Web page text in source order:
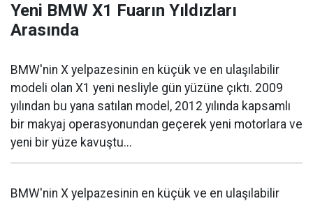
Yeni BMW X1 Fuarın Yıldızları
Arasında
BMW'nin X yelpazesinin en küçük ve en ulaşılabilir
modeli olan X1 yeni nesliyle gün yüzüne çıktı. 2009
yılından bu yana satılan model, 2012 yılında kapsamlı
bir makyaj operasyonundan geçerek yeni motorlara ve
yeni bir yüze kavuştu...
BMW'nin X yelpazesinin en küçük ve en ulaşılabilir